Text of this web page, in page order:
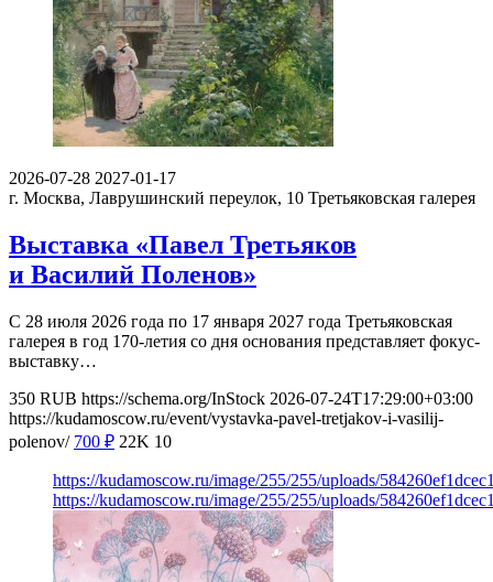
2026-07-28 2027-01-17
г. Москва, Лаврушинский переулок, 10 Третьяковская галерея
Выставка «Павел Третьяков
и Василий Поленов»
С 28 июля 2026 года по 17 января 2027 года Третьяковская
галерея в год 170-летия со дня основания представляет фокус-
выставку…
350 RUB https://schema.org/InStock 2026-07-24T17:29:00+03:00
https://kudamoscow.ru/event/vystavka-pavel-tretjakov-i-vasilij-
polenov/ 700 ₽ 22K 10
https://kudamoscow.ru/image/255/255/uploads/
https://kudamoscow.ru/image/255/255/uploads/